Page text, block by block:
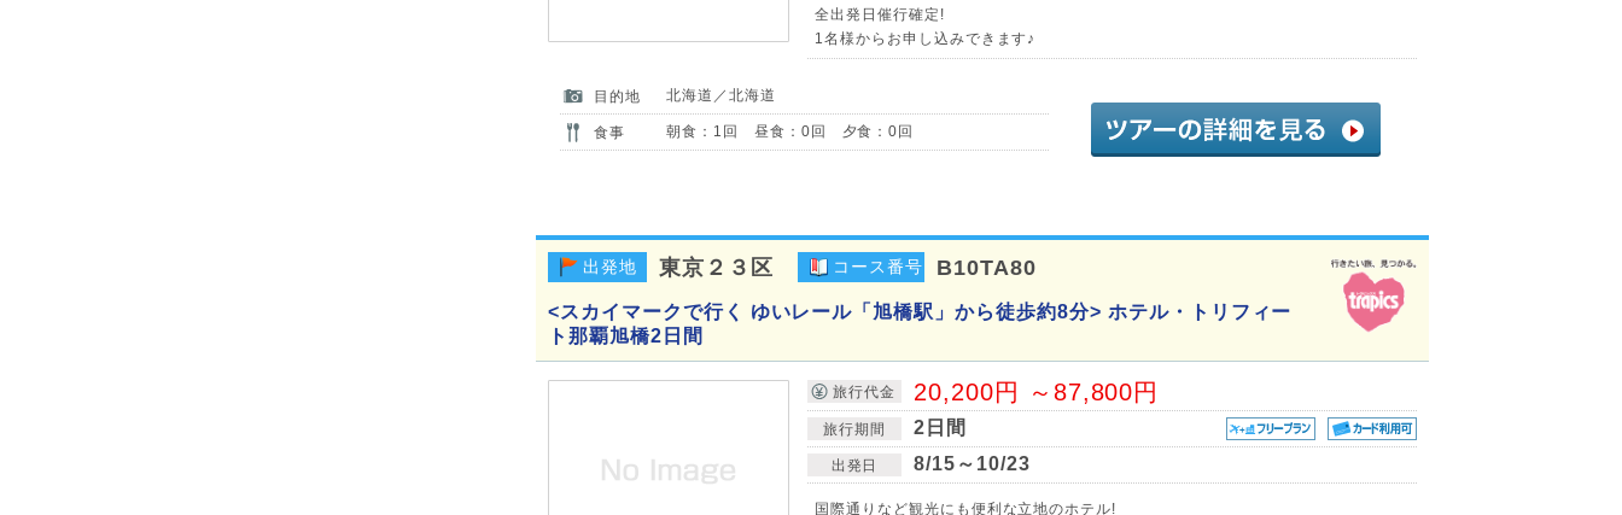
全出発日催行確定!
1名様からお申し込みできます♪
目的地 北海道／北海道
食事 朝食：1回 昼食：0回 夕食：0回
出発地 東京２３区 コース番号 B10TA80
<スカイマークで行く ゆいレール「旭橋駅」から徒歩約8分> ホテル・トリフィー
ト那覇旭橋2日間
旅行代金 20,200円 ～87,800円
旅行期間 2日間
出発日 8/15～10/23
国際通りなど観光にも便利な立地のホテル!